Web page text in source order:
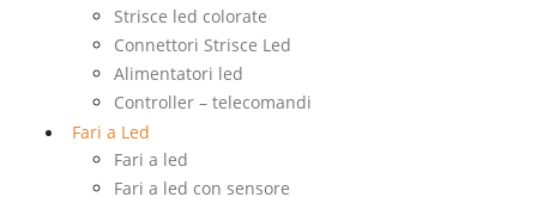
Strisce led colorate
Connettori Strisce Led
Alimentatori led
Controller – telecomandi
Fari a Led
Fari a led
Fari a led con sensore